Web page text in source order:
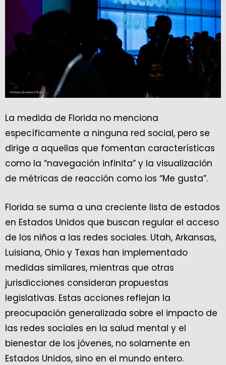
La medida de Florida no menciona
específicamente a ninguna red social, pero se
dirige a aquellas que fomentan características
como la “navegación infinita” y la visualización
de métricas de reacción como los “Me gusta”.
Florida se suma a una creciente lista de estados
en Estados Unidos que buscan regular el acceso
de los niños a las redes sociales. Utah, Arkansas,
Luisiana, Ohio y Texas han implementado
medidas similares, mientras que otras
jurisdicciones consideran propuestas
legislativas. Estas acciones reflejan la
preocupación generalizada sobre el impacto de
las redes sociales en la salud mental y el
bienestar de los jóvenes, no solamente en
Estados Unidos, sino en el mundo entero.